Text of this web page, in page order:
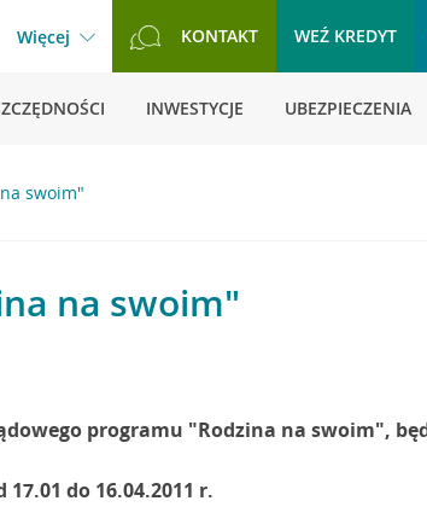
Więcej KONTAKT WEŹ KREDYT
INWESTYCJE UBEZPIECZENIA
swoim"
na swoim"
programu "Rodzina na swoim",
do 16.04.2011 r.